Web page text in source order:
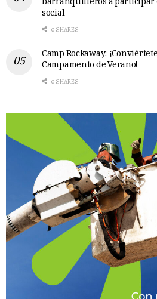
social
0 SHARES
Camp Rockaway:
Campamento de Verano!
0 SHARES